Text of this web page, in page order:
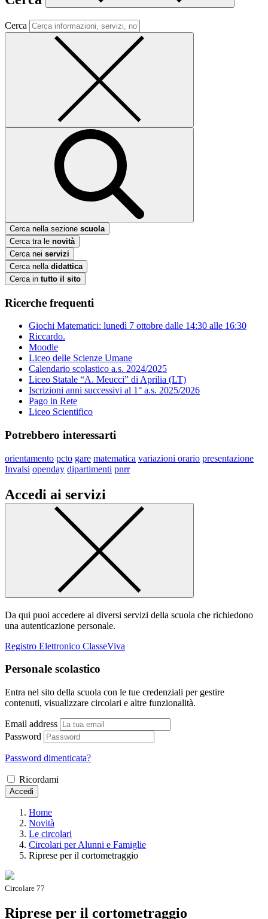
Cerca
Cerca nella sezione scuola
Cerca tra le novità
Cerca nei servizi
Cerca nella didattica
Cerca in tutto il sito
Ricerche frequenti
Giochi Matematici: lunedì 7 ottobre dalle 14:30 alle 16:30
Riccardo.
Moodle
Liceo delle Scienze Umane
Calendario scolastico a.s. 2024/2025
Liceo Statale “A. Meucci” di Aprilia (LT)
Iscrizioni anni successivi al 1° a.s. 2025/2026
Pago in Rete
Liceo Scientifico
Potrebbero interessarti
orientamento pcto gare matematica variazioni orario presentazione
Invalsi openday dipartimenti pnrr
Accedi ai servizi
Da qui puoi accedere ai diversi servizi della scuola che richiedono
una autenticazione personale.
Registro Elettronico ClasseViva
Personale scolastico
Entra nel sito della scuola con le tue credenziali per gestire
contenuti, visualizzare circolari e altre funzionalità.
Email address
Password
Password dimenticata?
Ricordami
Accedi
Home
Novità
Le circolari
Circolari per Alunni e Famiglie
Riprese per il cortometraggio
Circolare 77
Riprese per il cortometraggio